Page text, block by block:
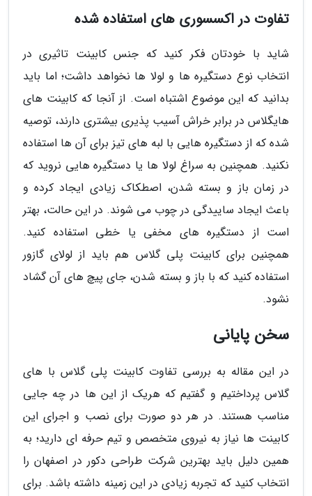
تفاوت در اکسسوری های استفاده شده
شاید با خودتان فکر کنید که جنس کابینت تاثیری در
انتخاب نوع دستگیره ها و لولا ها نخواهد داشت؛ اما باید
بدانید که این موضوع اشتباه است. از آنجا که کابینت های
هایگلاس در برابر خراش آسیب پذیری بیشتری دارند، توصیه
شده که از دستگیره هایی با لبه های تیز برای آن ها استفاده
نکنید. همچنین به سراغ لولا ها یا دستگیره هایی نروید که
در زمان باز و بسته شدن، اصطکاک زیادی ایجاد کرده و
باعث ایجاد ساییدگی در چوب می شوند. در این حالت، بهتر
است از دستگیره های مخفی یا خطی استفاده کنید.
همچنین برای کابینت پلی گلاس هم باید از لولای گازور
استفاده کنید که با باز و بسته شدن، جای پیچ های آن گشاد
نشود.
سخن پایانی
در این مقاله به بررسی تفاوت کابینت پلی گلاس با های
گلاس پرداختیم و گفتیم که هریک از این ها در چه جایی
مناسب هستند. در هر دو صورت برای نصب و اجرای این
کابینت ها نیاز به نیروی متخصص و تیم حرفه ای دارید؛ به
همین دلیل باید بهترین شرکت طراحی دکور در اصفهان را
انتخاب کنید که تجربه زیادی در این زمینه داشته باشد. برای